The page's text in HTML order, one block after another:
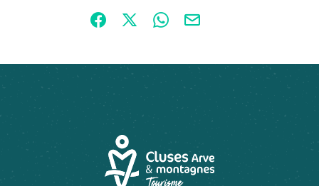
Partager sur Facebook (nouvelle fenêtre)
Partager sur X / Twitter (nouvelle
Partager sur WhatsApp
Partager par mail